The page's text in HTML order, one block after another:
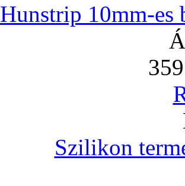
Hunstrip 10mm-es
Szilikon